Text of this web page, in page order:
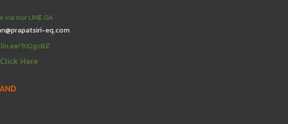
our LINE OA
eq.com
932gcBZ
Here